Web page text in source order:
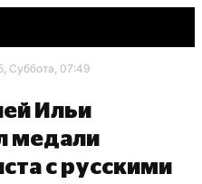
Суббота, 07:49
Ильи
медали
с русскими